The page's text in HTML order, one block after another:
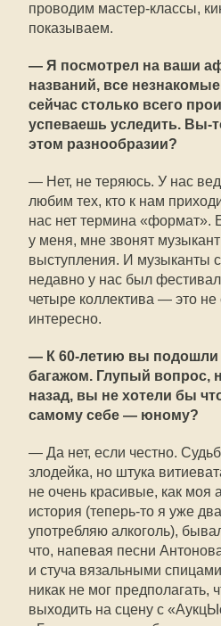
проводим мастер-классы,
показываем.
— Я посмотрел на ваши
названий, все
сейчас столько всего
успеваешь уследить. Вы-
этом разнообразии?
— Нет, не теряюсь. У нас
любим тех, кто к нам
нас нет термина «формат».
у меня, мне звонят
выступления. И музыканты
недавно у нас был
четыре коллектива — это
интересно.
— К 60-летию вы подошли
багажом. Глупый вопрос,
назад, вы не хотели бы
самому себе — юному?
— Да нет, если честно.
злодейка, но штука
не очень красивые, как моя
история (теперь-то я уже
употребляю алкоголь),
что, напевая песни
и стуча вязальными
никак не мог предполагать,
выходить на сцену с